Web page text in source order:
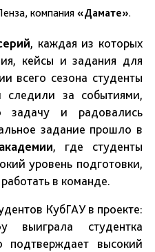
компания «Дамате».
, каждая из которых
кейсы и задания для
всего сезона студенты
следили за событиями,
задачу и радовались
задание прошло в
, где студенты
уровень подготовки,
в команде.
КубГАУ в проекте:
студентка
подтверждает высокий